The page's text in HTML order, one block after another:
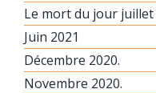
Le mort du jour juillet
Juin 2021
Décembre 2020.
Novembre 2020.